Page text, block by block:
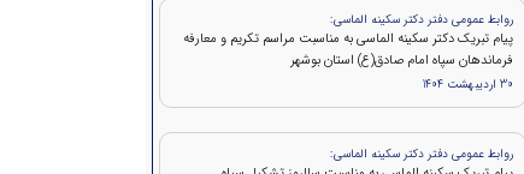
روابط عمومی دفتر دکتر سکینه الماسی:
پیام تبریک دکتر سکینه الماسی به مناسبت مراسم تکریم و معارفه
فرماندهان سپاه امام صادق(ع) استان بوشهر
30 اردیبهشت 1404
روابط عمومی دفتر دکتر سکینه الماسی: